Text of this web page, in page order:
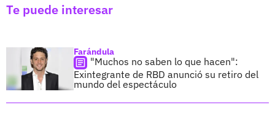
Te puede interesar
Farándula
"Muchos no saben lo que hacen":
Exintegrante de RBD anunció su retiro del
mundo del espectáculo